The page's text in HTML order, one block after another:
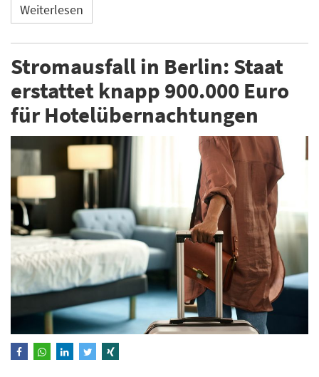
Weiterlesen
Stromausfall in Berlin: Staat
erstattet knapp 900.000 Euro
für Hotelübernachtungen